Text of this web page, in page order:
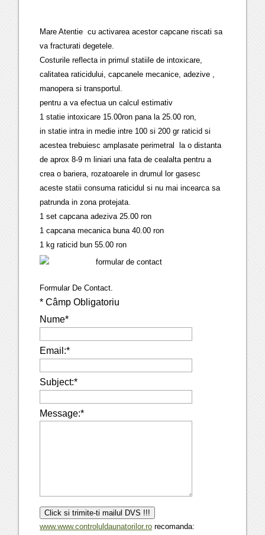
Mare Atentie cu activarea acestor capcane riscati sa
va fracturati degetele.
Costurile reflecta in primul statiile de intoxicare,
calitatea raticidului, capcanele mecanice, adezive ,
manopera si transportul.
pentru a va efectua un calcul estimativ
1 statie intoxicare 15.00ron pana la 25.00 ron,
in statie intra in medie intre 100 si 200 gr raticid si
acestea trebuiesc amplasate perimetral la o distanta
de aprox 8-9 m liniari una fata de cealalta pentru a
crea o bariera, rozatoarele in drumul lor gasesc
aceste statii consuma raticidul si nu mai incearca sa
patrunda in zona protejata.
1 set capcana adeziva 25.00 ron
1 capcana mecanica buna 40.00 ron
1 kg raticid bun 55.00 ron
Formular De Contact.
* Câmp Obligatoriu
Nume*
Email:*
Subject:*
Message:*
www.www.controluldaunatorilor.ro recomanda: